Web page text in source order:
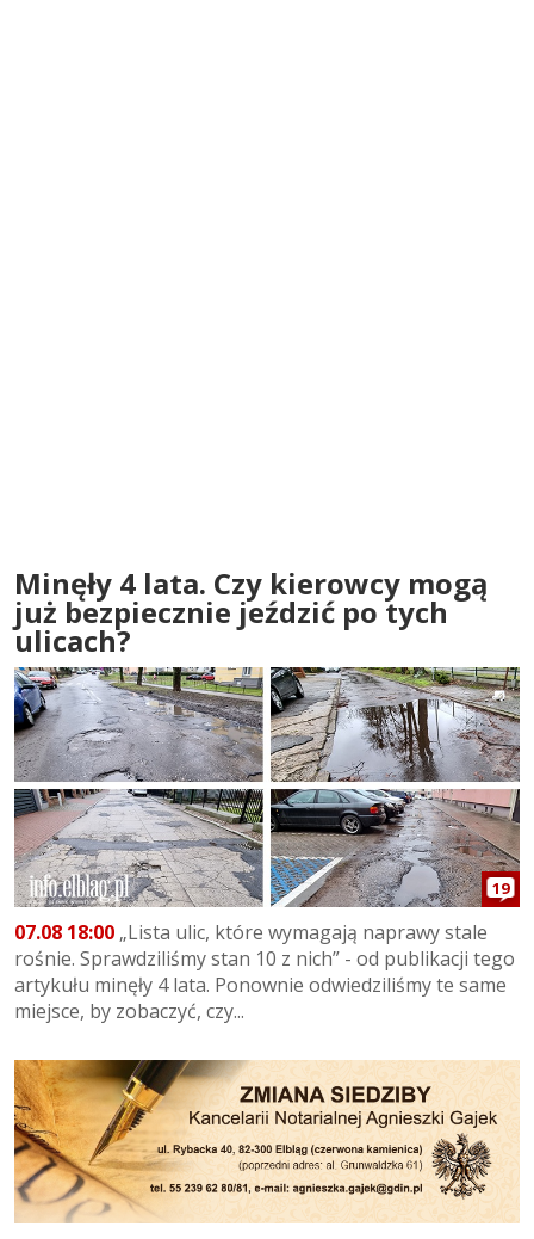
Minęły 4 lata. Czy kierowcy mogą
już bezpiecznie jeździć po tych
ulicach?
19
07.08 18:00 „Lista ulic, które wymagają naprawy stale
rośnie. Sprawdziliśmy stan 10 z nich” - od publikacji tego
artykułu minęły 4 lata. Ponownie odwiedziliśmy te same
miejsce, by zobaczyć, czy...